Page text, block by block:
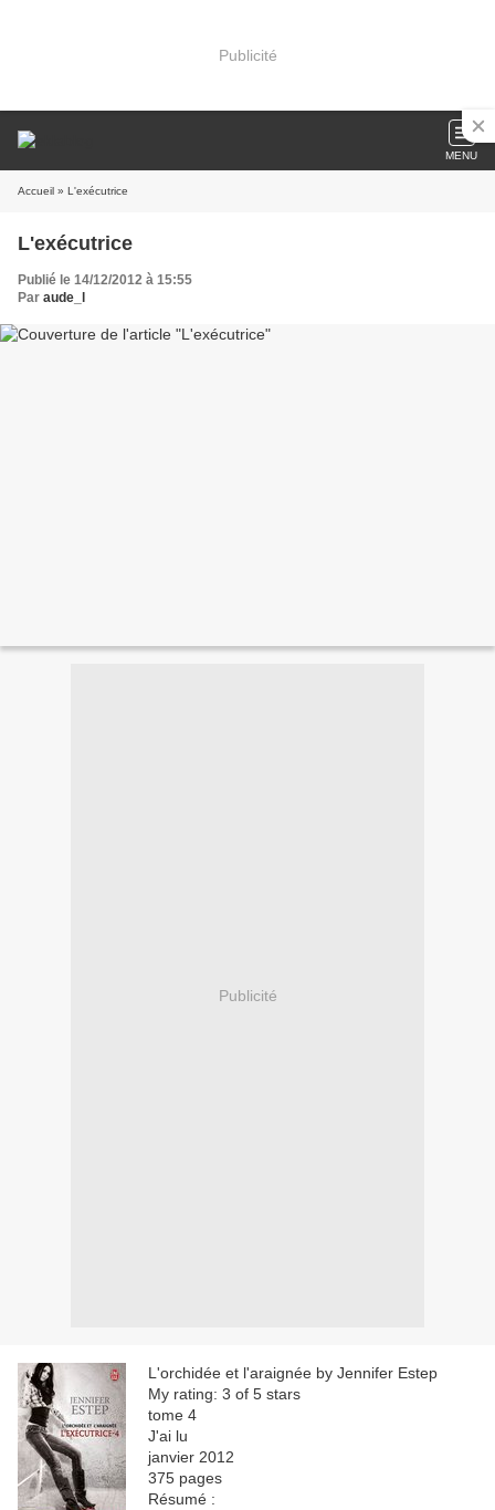
Publicité
MENU
Accueil » L'exécutrice
L'exécutrice
Publié le 14/12/2012 à 15:55
Par aude_l
Publicité
L'orchidée et l'araignée by Jennifer Estep
My rating: 3 of 5 stars
tome 4
J'ai lu
janvier 2012
375 pages
Résumé :